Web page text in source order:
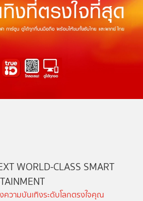
WORLD-CLASS SMART
วามบันเทิงระดับโลกตรงใจคุณ